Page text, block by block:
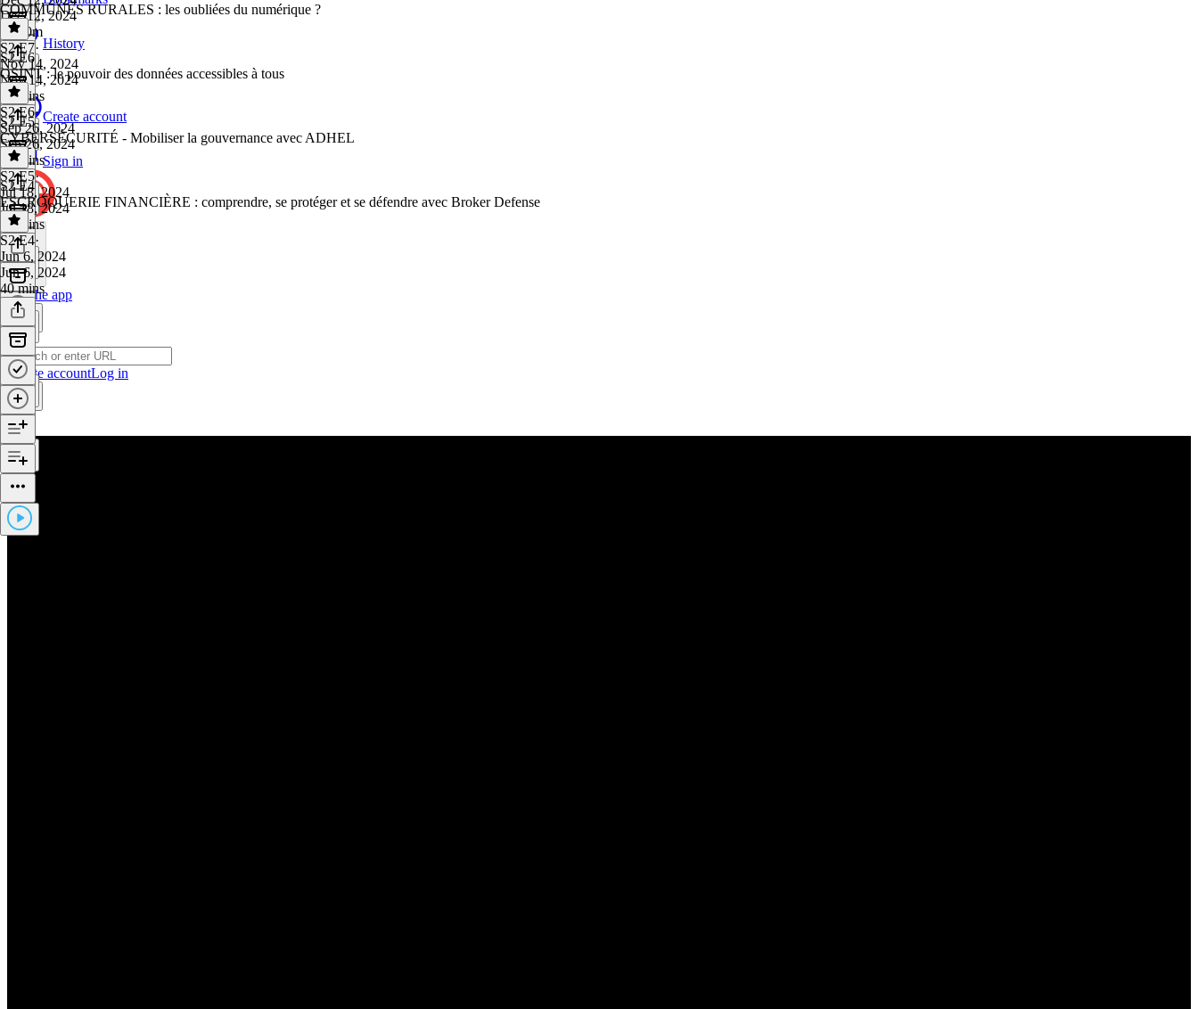
History
Create account
Sign in
Get the app
Create accountLog in
Dec 12, 2024
1h 30m
COMMUNES RURALES : les oubliées du numérique ?
S2 E7·
Nov 14, 2024
Nov 14, 2024
52 mins
S2 E6
OSINT : le pouvoir des données accessibles à tous
S2 E6·
Sep 26, 2024
Sep 26, 2024
50 mins
S2 E5
CYBERSÉCURITÉ - Mobiliser la gouvernance avec ADHEL
S2 E5·
Jul 18, 2024
Jul 18, 2024
23 mins
S2 E4
ESCROQUERIE FINANCIÈRE : comprendre, se protéger et se défendre avec Broker Defense
S2 E4·
Jun 6, 2024
Jun 6, 2024
40 mins